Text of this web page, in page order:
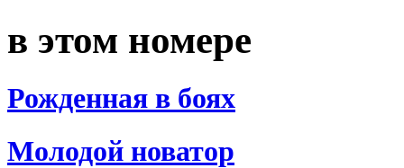
в этом номере
Рожденная в боях
Молодой новатор